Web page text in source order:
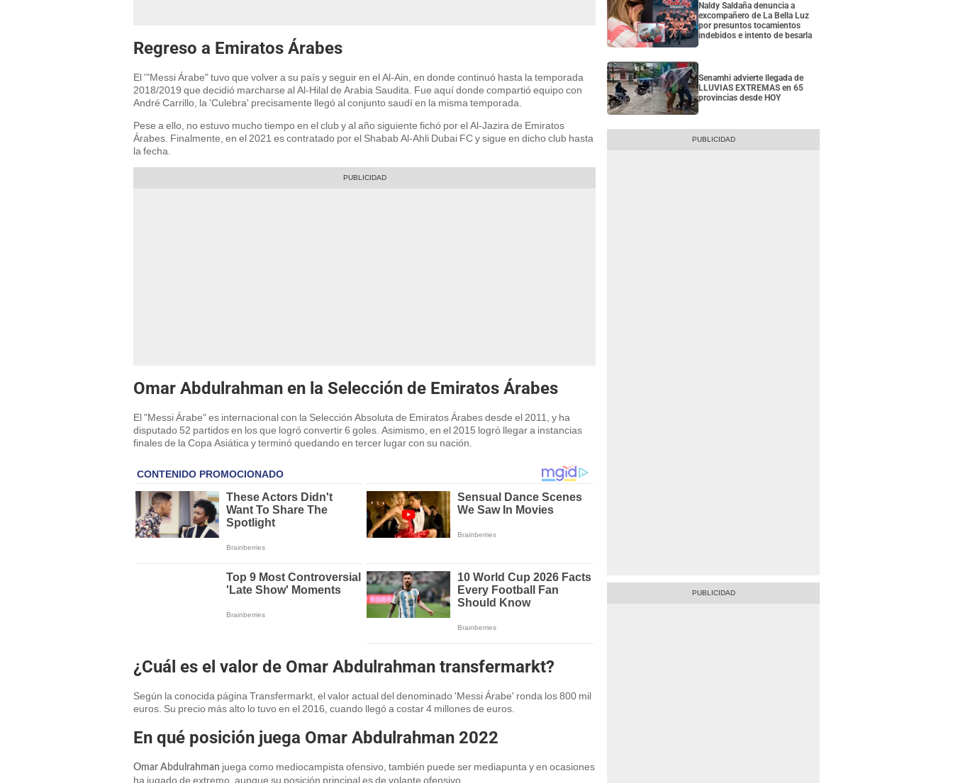
Regreso a Emiratos Árabes
El '"Messi Árabe" tuvo que volver a su país y seguir en el Al-Ain, en donde continuó hasta la temporada
2018/2019 que decidió marcharse al Al-Hilal de Arabia Saudita. Fue aquí donde compartió equipo con
André Carrillo, la 'Culebra' precisamente llegó al conjunto saudí en la misma temporada.
Pese a ello, no estuvo mucho tiempo en el club y al año siguiente fichó por el Al-Jazira de Emiratos
Árabes. Finalmente, en el 2021 es contratado por el Shabab Al-Ahli Dubai FC y sigue en dicho club hasta
la fecha.
Omar Abdulrahman en la Selección de Emiratos Árabes
El "Messi Árabe" es internacional con la Selección Absoluta de Emiratos Árabes desde el 2011, y ha
disputado 52 partidos en los que logró convertir 6 goles. Asimismo, en el 2015 logró llegar a instancias
finales de la Copa Asiática y terminó quedando en tercer lugar con su nación.
¿Cuál es el valor de Omar Abdulrahman transfermarkt?
Según la conocida página Transfermarkt, el valor actual del denominado 'Messi Árabe' ronda los 800 mil
euros. Su precio más alto lo tuvo en el 2016, cuando llegó a costar 4 millones de euros.
En qué posición juega Omar Abdulrahman 2022
Omar Abdulrahman juega como mediocampista ofensivo, también puede ser mediapunta y en ocasiones
ha jugado de extremo, aunque su posición principal es de volante ofensivo.
Naldy Saldaña denuncia a
excompañero de La Bella Luz
por presuntos tocamientos
indebidos e intento de besarla
Senamhi advierte llegada de
LLUVIAS EXTREMAS en 65
provincias desde HOY